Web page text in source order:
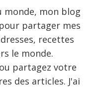
monde, mon blog
partager mes
recettes
le monde.
partagez votre
des articles. J'ai